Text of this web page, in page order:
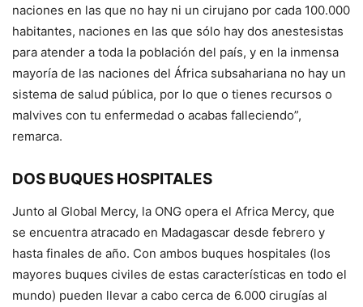
naciones en las que no hay ni un cirujano por cada 100.000
habitantes, naciones en las que sólo hay dos anestesistas
para atender a toda la población del país, y en la inmensa
mayoría de las naciones del África subsahariana no hay un
sistema de salud pública, por lo que o tienes recursos o
malvives con tu enfermedad o acabas falleciendo”,
remarca.
DOS BUQUES HOSPITALES
Junto al Global Mercy, la ONG opera el Africa Mercy, que
se encuentra atracado en Madagascar desde febrero y
hasta finales de año. Con ambos buques hospitales (los
mayores buques civiles de estas características en todo el
mundo) pueden llevar a cabo cerca de 6.000 cirugías al